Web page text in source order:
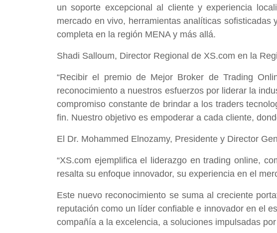
un soporte excepcional al cliente y experiencia
mercado en vivo, herramientas analíticas
completa en la región MENA y más allá.
Shadi Salloum, Director Regional de XS.com en la
“Recibir el premio de Mejor Broker de Trading
reconocimiento a nuestros esfuerzos por liderar la
compromiso constante de brindar a los traders
fin. Nuestro objetivo es empoderar a cada cliente,
El Dr. Mohammed Elnozamy, Presidente y Director
“XS.com ejemplifica el liderazgo en trading online,
resalta su enfoque innovador, su experiencia en el
Este nuevo reconocimiento se suma al creciente
reputación como un líder confiable e innovador en el
compañía a la excelencia, a soluciones impulsadas